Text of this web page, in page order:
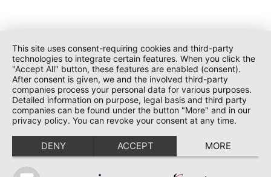
This site uses consent-requiring cookies and third-party
technologies to integrate certain features. When you click the
"Accept All" button, these features are enabled (consent).
After consent is given, we and the involved third-party
companies process your personal data for various purposes.
Detailed information on purpose, legal basis and third party
companies can be found under the button "More" and in our
privacy policy. You can revoke your consent at any time.
DENY ACCEPT MORE